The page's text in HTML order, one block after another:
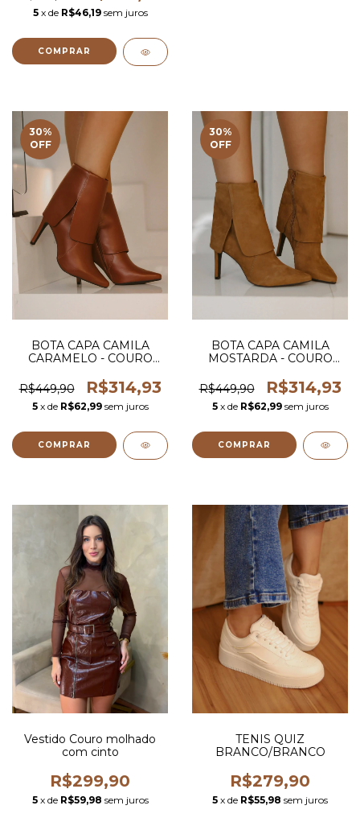
5 x de R$46,19 sem juros
COMPRAR
30%
OFF
BOTA CAPA CAMILA
CARAMELO - COURO
R$449,90
R$314,93
5 x de R$62,99 sem juros
COMPRAR
30%
OFF
BOTA CAPA CAMILA
MOSTARDA - COURO
R$449,90
R$314,93
5 x de R$62,99 sem juros
COMPRAR
Vestido Couro molhado
com cinto
R$299,90
5 x de R$59,98 sem juros
TENIS QUIZ
BRANCO/BRANCO
R$279,90
5 x de R$55,98 sem juros